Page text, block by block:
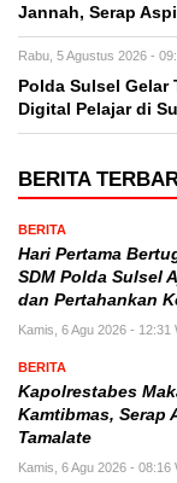
Jannah, Serap
Rabu, 5 Agustus 2026 -
Polda Sulsel Gelar
Digital Pelajar di
BERITA
BERITA
Hari Pertama
SDM Polda Sulsel
dan Pertahankan
Kamis, 6 Agu 2026 - 12:31
BERITA
Kapolrestabes
Kamtibmas, Serap
Tamalate
Kamis, 6 Agu 2026 - 08:16